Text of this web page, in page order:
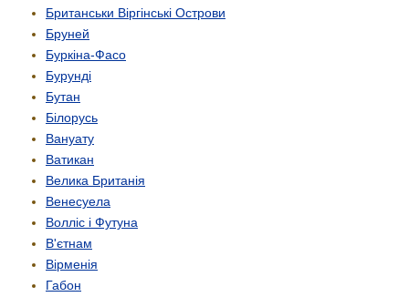
Британськи Віргінські Острови
Бруней
Буркіна-Фасо
Бурунді
Бутан
Білорусь
Вануату
Ватикан
Велика Британія
Венесуела
Волліс і Футуна
В'єтнам
Вірменія
Габон